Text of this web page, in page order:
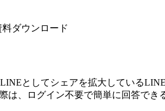
ダウンロード
としてシェアを拡大している
は、ログイン不要で簡単に回答でき